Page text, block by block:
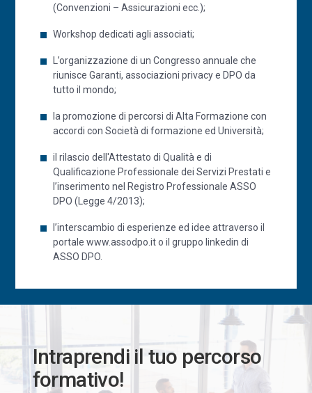
(Convenzioni – Assicurazioni ecc.);
Workshop dedicati agli associati;
L’organizzazione di un Congresso annuale che
riunisce Garanti, associazioni privacy e DPO da
tutto il mondo;
la promozione di percorsi di Alta Formazione con
accordi con Società di formazione ed Università;
il rilascio dell'Attestato di Qualità e di
Qualificazione Professionale dei Servizi Prestati e
l’inserimento nel Registro Professionale ASSO
DPO (Legge 4/2013);
l’interscambio di esperienze ed idee attraverso il
portale www.assodpo.it o il gruppo linkedin di
ASSO DPO.
Intraprendi il tuo percorso
formativo!